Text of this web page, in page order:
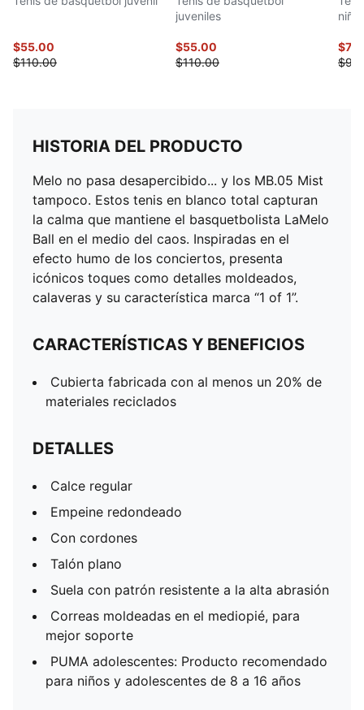
$55.00
$110.00
juveniles
$55.00
$110.00
HISTORIA DEL PRODUCTO
Melo no pasa desapercibido... y los MB.05 Mist
tampoco. Estos tenis en blanco total capturan
la calma que mantiene el basquetbolista LaMelo
Ball en el medio del caos. Inspiradas en el
efecto humo de los conciertos, presenta
icónicos toques como detalles moldeados,
calaveras y su característica marca “1 of 1”.
CARACTERÍSTICAS Y BENEFICIOS
Cubierta fabricada con al menos un 20% de
materiales reciclados
DETALLES
Calce regular
Empeine redondeado
Con cordones
Talón plano
Suela con patrón resistente a la alta abrasión
Correas moldeadas en el mediopié, para
mejor soporte
PUMA adolescentes: Producto recomendado
para niños y adolescentes de 8 a 16 años